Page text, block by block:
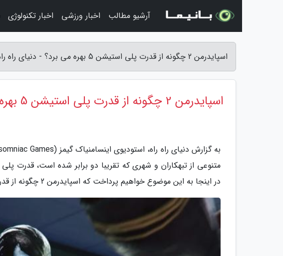
اسپایدرمن 2 چگونه از قدرت پلی استیشن 5 بهره می برد؟ - دنیای راه راه
اسپایدرمن 2 چگونه از قدرت پلی استیشن 5 بهره می برد؟
در اینجا به این موضوع خواهیم پرداخت که اسپایدرمن 2 چگونه از قدرت سخت افزار بازی تازه سونی استفاده می نماید.
آرشیو مطالب اخبار ورزشی اخبار تکنولوژی